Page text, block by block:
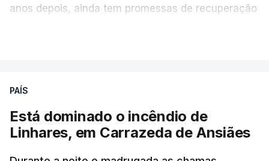
anos depois, ainda tem promessas de recuperação
ESTE CONTEÚDO ESTÁ NESTE
PAÍS
Está dominado o incêndio de
Linhares, em Carrazeda de Ansiães